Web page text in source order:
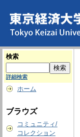
検索
詳細検索
ホーム
ブラウズ
コミュニティ/
コレクション